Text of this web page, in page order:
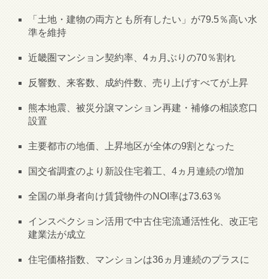
「土地・建物の両方とも所有したい」が79.5％高い水
準を維持
近畿圏マンション契約率、4ヵ月ぶりの70％割れ
反響数、来客数、成約件数、売り上げすべてが上昇
熊本地震、被災分譲マンション再建・補修の相談窓口
設置
主要都市の地価、上昇地区が全体の9割となった
国交省調査のより新設住宅着工、4ヵ月連続の増加
全国の単身者向け賃貸物件のNOI率は73.63％
インスペクション活用で中古住宅流通活性化、改正宅
建業法が成立
住宅価格指数、マンションは36ヵ月連続のプラスに